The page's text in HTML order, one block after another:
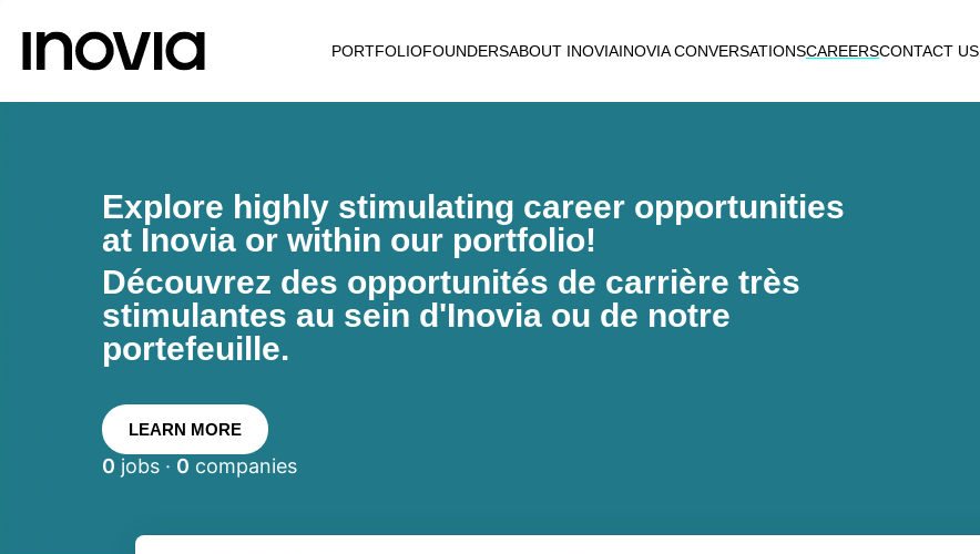
PORTFOLIOFOUNDERSABOUT INOVIAINOVIA CONVERSATIONSCAREERSCONTACT US
Explore highly stimulating career opportunities
at Inovia or within our portfolio!
Découvrez des opportunités de carrière très
stimulantes au sein d'Inovia ou de notre
portefeuille.
LEARN MORE
0 jobs · 0 companies